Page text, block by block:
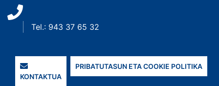
Tel.: 943 37 65 32
KONTAKTUA
PRIBATUTASUN ETA COOKIE POLITIKA